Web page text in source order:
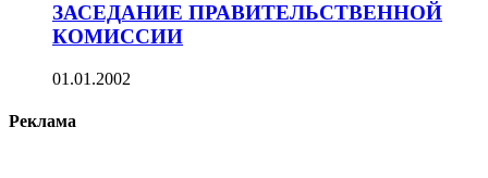
ЗАСЕДАНИЕ ПРАВИТЕЛЬСТВЕННОЙ
КОМИССИИ
01.01.2002
Реклама